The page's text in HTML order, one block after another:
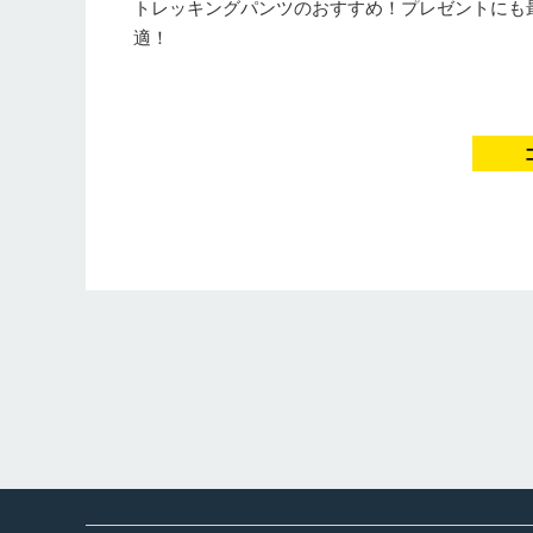
トレッキングパンツのおすすめ！プレゼントにも
適！